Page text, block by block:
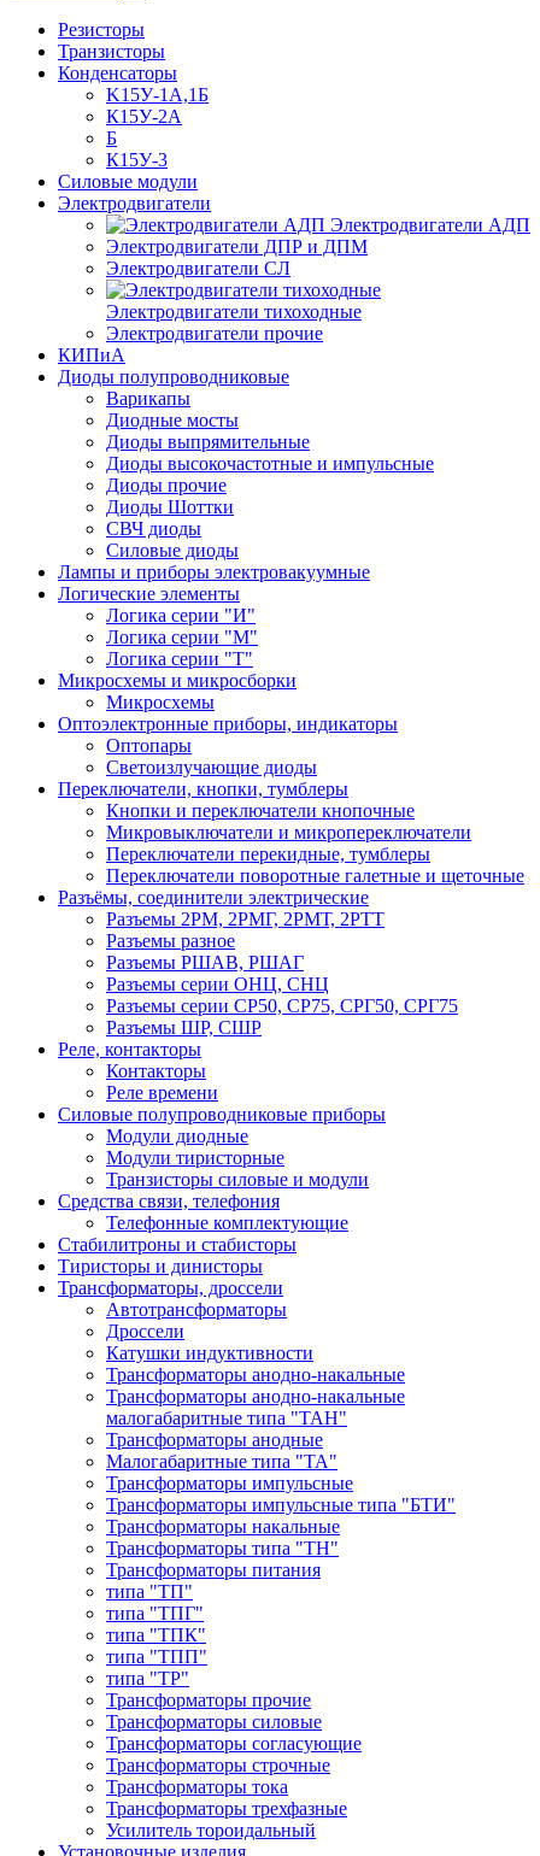
Резисторы
Транзисторы
Конденсаторы
K15У-1А,1Б
К15У-2А
Б
К15У-3
Силовые модули
Электродвигатели
Электродвигатели АДП
Электродвигатели ДПР и ДПМ
Электродвигатели СЛ
Электродвигатели тихоходные
Электродвигатели прочие
КИПиА
Диоды полупроводниковые
Варикапы
Диодные мосты
Диоды выпрямительные
Диоды высокочастотные и импульсные
Диоды прочие
Диоды Шоттки
СВЧ диоды
Силовые диоды
Лампы и приборы электровакуумные
Логические элементы
Логика серии "И"
Логика серии "М"
Логика серии "Т"
Микросхемы и микросборки
Микросхемы
Оптоэлектронные приборы, индикаторы
Оптопары
Светоизлучающие диоды
Переключатели, кнопки, тумблеры
Кнопки и переключатели кнопочные
Микровыключатели и микропереключатели
Переключатели перекидные, тумблеры
Переключатели поворотные галетные и щеточные
Разъёмы, соединители электрические
Разъемы 2РМ, 2РМГ, 2РМТ, 2РТТ
Разъемы разное
Разъемы РШАВ, РШАГ
Разъемы серии ОНЦ, СНЦ
Разъемы серии СР50, СР75, СРГ50, СРГ75
Разъемы ШР, СШР
Реле, контакторы
Контакторы
Реле времени
Силовые полупроводниковые приборы
Модули диодные
Модули тиристорные
Транзисторы силовые и модули
Средства связи, телефония
Телефонные комплектующие
Стабилитроны и стабисторы
Тиристоры и динисторы
Трансформаторы, дроссели
Автотрансформаторы
Дроссели
Катушки индуктивности
Трансформаторы анодно-накальные
Трансформаторы анодно-накальные
малогабаритные типа "ТАН"
Трансформаторы анодные
Малогабаритные типа "ТА"
Трансформаторы импульсные
Трансформаторы импульсные типа "БТИ"
Трансформаторы накальные
Трансформаторы типа "ТН"
Трансформаторы питания
типа "ТП"
типа "ТПГ"
типа "ТПК"
типа "ТПП"
типа "ТР"
Трансформаторы прочие
Трансформаторы силовые
Трансформаторы согласующие
Трансформаторы строчные
Трансформаторы тока
Трансформаторы трехфазные
Усилитель тороидальный
Установочные изделия